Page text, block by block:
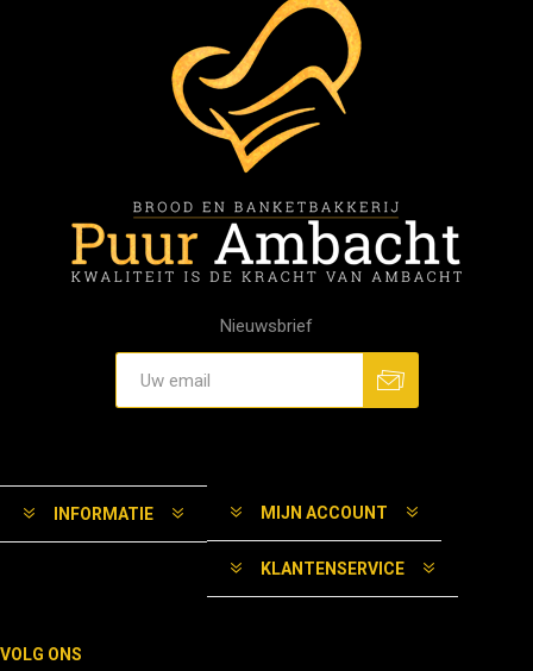
Nieuwsbrief
INFORMATIE MIJN ACCOUNT
KLANTENSERVICE
VOLG ONS